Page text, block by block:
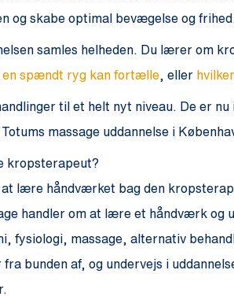
og skabe optimal bevægelse og frihed.
samles helheden. Du lærer om
en spændt ryg kan fortælle , eller
til et helt nyt niveau. De er
massage uddannelse i
kropsterapeut?
lære håndværket bag den
handler om at lære et håndværk og
fysiologi, massage, alternativ
fra bunden af, og undervejs i